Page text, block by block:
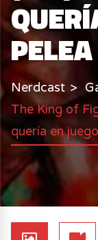
PELEA
Nerdcast
The King of
quería en